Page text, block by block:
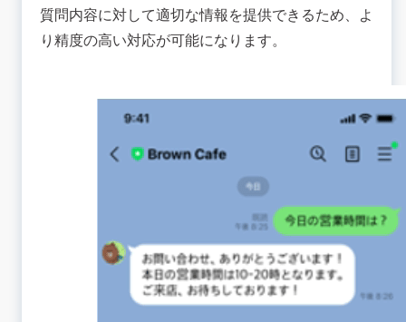
質問内容に対して適切な情報を提供できるため、よ
り精度の高い対応が可能になります。